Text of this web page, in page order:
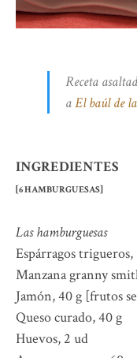
Receta
aEl baúl de
INGREDIENTES
[6 HAMBURGUESAS]
Las hamburguesas
Espárragos
Manzana granny
Jamón, 40 g [frutos
Queso curado, 40 g
Huevos, 2 ud